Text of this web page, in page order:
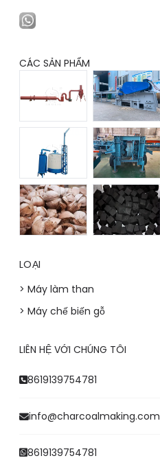
CÁC SẢN PHẨM
LOẠI
> Máy làm than
> Máy chế biến gỗ
LIÊN HỆ VỚI CHÚNG TÔI
8619139754781
info@charcoalmaking.com
8619139754781